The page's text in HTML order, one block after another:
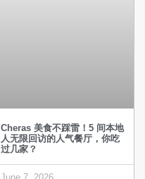
Cheras 美食不踩雷！5 间本地
人无限回访的人气餐厅，你吃
过几家？